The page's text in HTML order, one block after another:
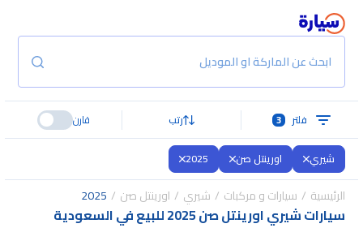
ابحث عن الماركة او الموديل
فلتر 3 رتب قارن
شيري اورينتل صن 2025
الرئيسية سيارات و مركبات شيري اورينتل صن 2025
سيارات شيري اورينتل صن 2025 للبيع في السعودية